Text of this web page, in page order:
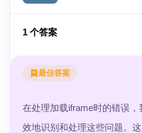
1 个答案
最佳答案
在处理加载iframe时的错误
效地识别和处理这些问题。